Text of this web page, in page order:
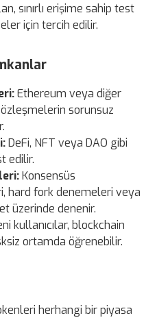
sınırlı erişime sahip test
için tercih edilir.
Ethereum veya diğer
sorunsuz
DeFi, NFT veya DAO gibi
edilir.
Konsensüs
hard fork denemeleri veya
üzerinde denenir.
kullanıcılar, blockchain
ortamda öğrenebilir.
herhangi bir piyasa